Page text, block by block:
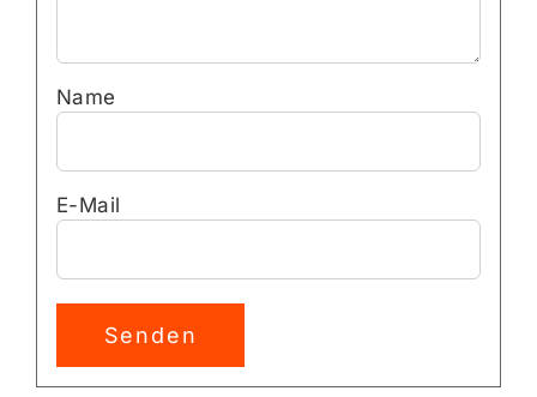
Name
E-Mail